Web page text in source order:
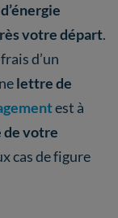
votre départ.
d’un
lettre de
est à
de votre
cas de figure